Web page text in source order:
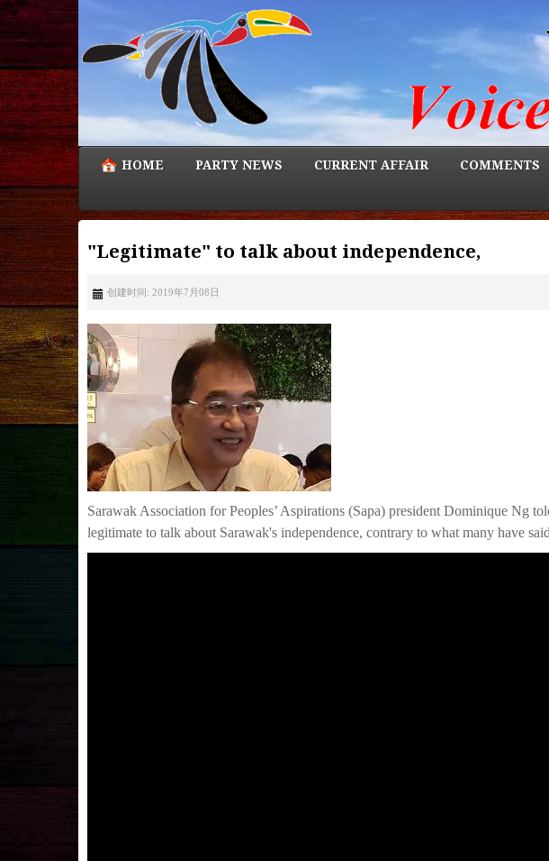
HOME PARTY NEWS CURRENT AFFAIR COMMENTS
"Legitimate" to talk about independence,
创建时间: 2019年7月08日
Sarawak Association for Peoples’ Aspirations (Sapa) president Dominique Ng
legitimate to talk about Sarawak's independence, contrary to what many have